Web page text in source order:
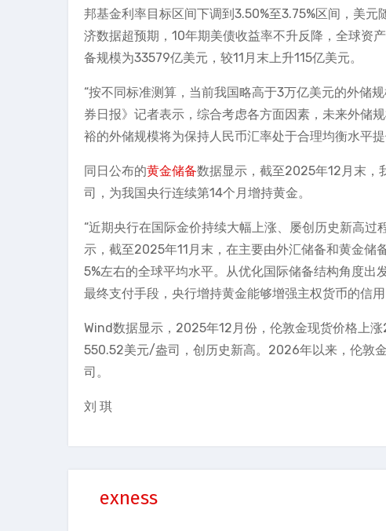
邦基金利率目标区间下调到3.50%至3.75%区间，美
济数据超预期，10年期美债收益率不升反降，全球资
备规模为33579亿美元，较11月末上升115亿美元。
“按不同标准测算，当前我国略高于3万亿美元的外储
券日报》记者表示，综合考虑各方面因素，未来外储
裕的外储规模将为保持人民币汇率处于合理均衡水平
同日公布的黄金储备数据显示，截至2025年12月末，
司，为我国央行连续第14个月增持黄金。
“近期央行在国际金价持续大幅上涨、屡创历史新高过
示，截至2025年11月末，在主要由外汇储备和黄金储
5%左右的全球平均水平。从优化国际储备结构角度
最终支付手段，央行增持黄金能够增强主权货币的信
Wind数据显示，2025年12月份，伦敦金现货价格上
550.52美元/盎司，创历史新高。2026年以来，伦敦
司。
刘 琪
exness